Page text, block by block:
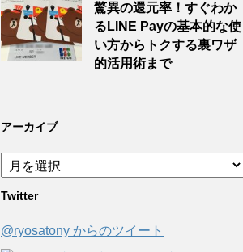
驚異の還元率！すぐわか
るLINE Payの基本的な使
い方からトクする裏ワザ
的活用術まで
アーカイブ
ア
ー
カ
ブ
Twitter
@ryosatony からのツイート